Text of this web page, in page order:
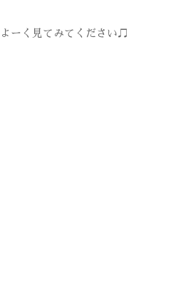
ーく見てみてください♫